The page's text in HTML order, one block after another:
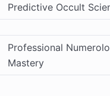
Predictive Occult
Professional
Mastery